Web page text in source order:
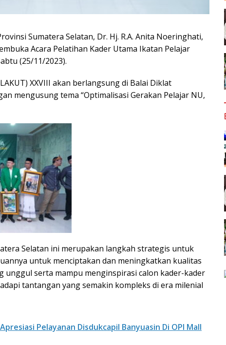
Sumatera Selatan, Dr. Hj. R.A. Anita Noeringhati,
Acara Pelatihan Kader Utama Ikatan Pelajar
(25/11/2023).
XXVIII akan berlangsung di Balai Diklat
mengusung tema “Optimalisasi Gerakan Pelajar NU,
Selatan ini merupakan langkah strategis untuk
untuk menciptakan dan meningkatkan kualitas
unggul serta mampu menginspirasi calon kader-kader
tantangan yang semakin kompleks di era milenial
Pelayanan Disdukcapil Banyuasin Di OPI Mall